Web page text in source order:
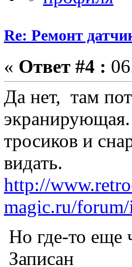
Re: Ремонт
« Ответ #4 :
Да нет, там
тросиков и
видать.
http://
magic.ru/
Но где-то еще
Записан